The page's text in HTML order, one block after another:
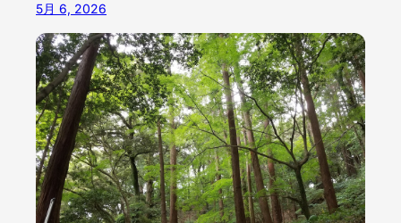
5月 6, 2026